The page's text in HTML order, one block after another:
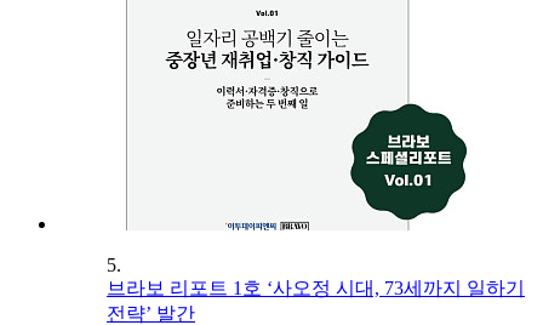
5.
브라보 리포트 1호 ‘사오정 시대, 73세까지 일하기
전략’ 발간